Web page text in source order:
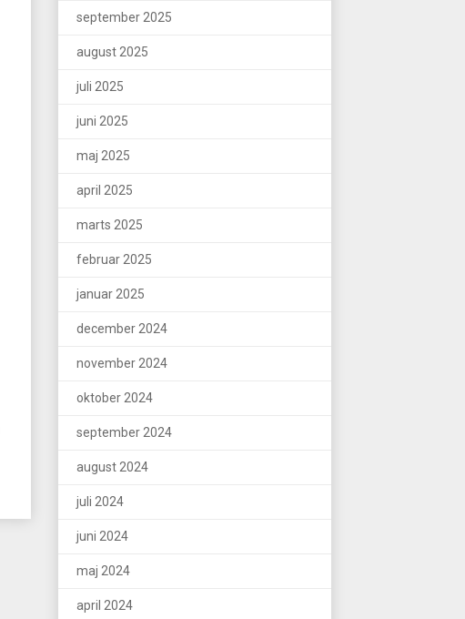
september 2025
august 2025
juli 2025
juni 2025
maj 2025
april 2025
marts 2025
februar 2025
januar 2025
december 2024
november 2024
oktober 2024
september 2024
august 2024
juli 2024
juni 2024
maj 2024
april 2024